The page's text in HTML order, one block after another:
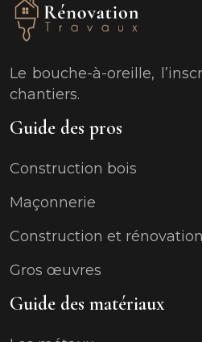
Le bouche-à-oreille,
chantiers.
Guide des pros
Construction bois
Maçonnerie
Construction et rénovation
Gros œuvres
Guide des matériaux